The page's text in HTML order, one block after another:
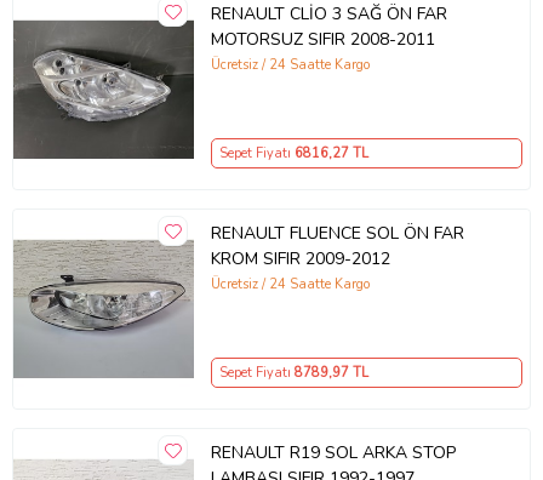
RENAULT CLİO 3 SAĞ ÖN FAR
MOTORSUZ SIFIR 2008-2011
Ücretsiz / 24 Saatte Kargo
Sepet Fiyatı 6816,27 TL
RENAULT FLUENCE SOL ÖN FAR
KROM SIFIR 2009-2012
Ücretsiz / 24 Saatte Kargo
Sepet Fiyatı 8789,97 TL
RENAULT R19 SOL ARKA STOP